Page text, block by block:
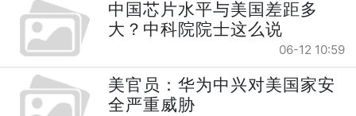
中国芯片水平与美国差距多
大？中科院院士这么说
06-12 10:59
美官员：华为中兴对美国家安
全严重威胁